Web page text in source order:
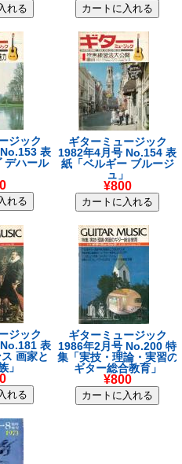
ジック
表
デハール
ギターミュージック
1982年4月号 No.154 表
紙「ベルギー ブルージ
ュ」
¥800
ジック
表
画家と
」
ギターミュージック
1986年2月号 No.200 特
集「実技・理論・実習の
ギター総合教育」
¥800